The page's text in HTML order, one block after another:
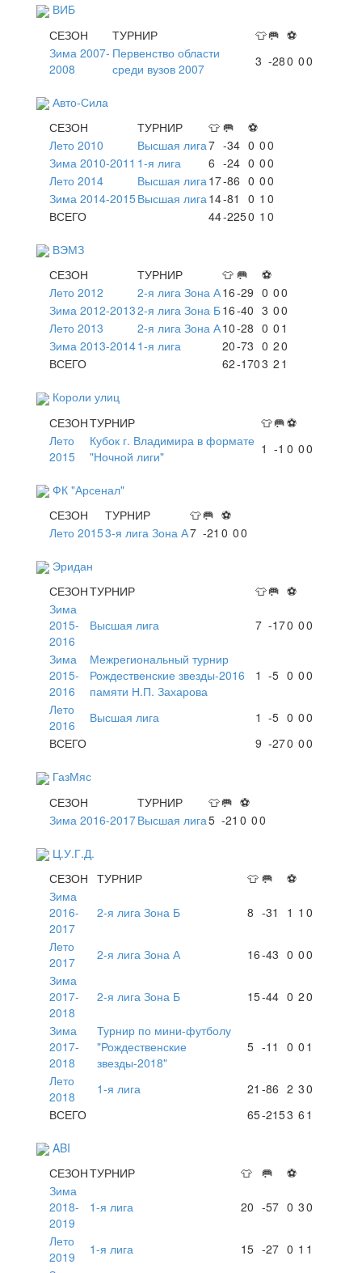
ВИБ
СЕЗОН
ТУРНИР 👕🥅 ⚽
Зима 2007-
2008
Первенство области
среди вузов 2007
3 -280 00
Авто-Сила
СЕЗОН
ТУРНИР 👕 🥅
⚽
Лето 2010
Высшая лига7 -34 0 00
Зима 2010-2011 1-я лига 6 -24 0 00
Лето 2014
Высшая лига 17-86 0 00
Зима 2014-2015Высшая лига 14-81 0 1 0
ВСЕГО
44-2250 1 0
ВЭМЗ
СЕЗОН
ТУРНИР 👕 🥅
⚽
Лето 2012
2-я лига Зона А16-29 0 00
Зима 2012-20132-я лига Зона Б16-40 3 00
Лето 2013
2-я лига Зона А10-28 0 0 1
Зима 2013-20141-я лига 20-73 0 20
ВСЕГО
62-1703 2 1
Короли улиц
СЕЗОНТУРНИР 👕🥅⚽
Лето
2015
Кубок г. Владимира в формате
"Ночной лиги"
1 -1 0 00
ФК "Арсенал"
СЕЗОН
ТУРНИР 👕🥅 ⚽
Лето 20153-я лига Зона А7 -21 0 00
Эридан
СЕЗОНТУРНИР 👕🥅 ⚽
Зима
2015-
2016
Высшая лига 7 -170 00
Зима
2015-
2016
Межрегиональный турнир
Рождественские звезды-2016
памяти Н.П. Захарова
1 -5 0 00
Лето
2016
Высшая лига 1 -5 0 00
ВСЕГО
9 -270 00
ГазМяс
СЕЗОН
ТУРНИР 👕🥅 ⚽
Зима 2016-2017Высшая лига5 -21 0 00
Ц.У.Г.Д.
СЕЗОН ТУРНИР 👕 🥅
⚽
Зима
2016-
2017
2-я лига Зона Б 8 -31 1 1 0
Лето
2017
2-я лига Зона А 16-43 0 00
Зима
2017-
2018
2-я лига Зона Б 15-44 0 20
Зима
2017-
2018
Турнир по мини-футболу
"Рождественские
звезды-2018"
5 -11 0 0 1
Лето
2018
1-я лига 21 -86 2 30
ВСЕГО
65-2153 6 1
ABI
СЕЗОНТУРНИР 👕 🥅
⚽
Зима
2018-
2019
1-я лига 20 -57 0 30
Лето
2019
1-я лига 15 -27 0 1 1